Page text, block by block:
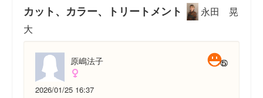
カット、カラー、トリートメント
永田 晃
大
原嶋法子
2026/01/25 16:37